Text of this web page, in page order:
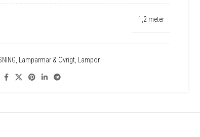
1,2 meter
Lamparmar & Övrigt, Lampor